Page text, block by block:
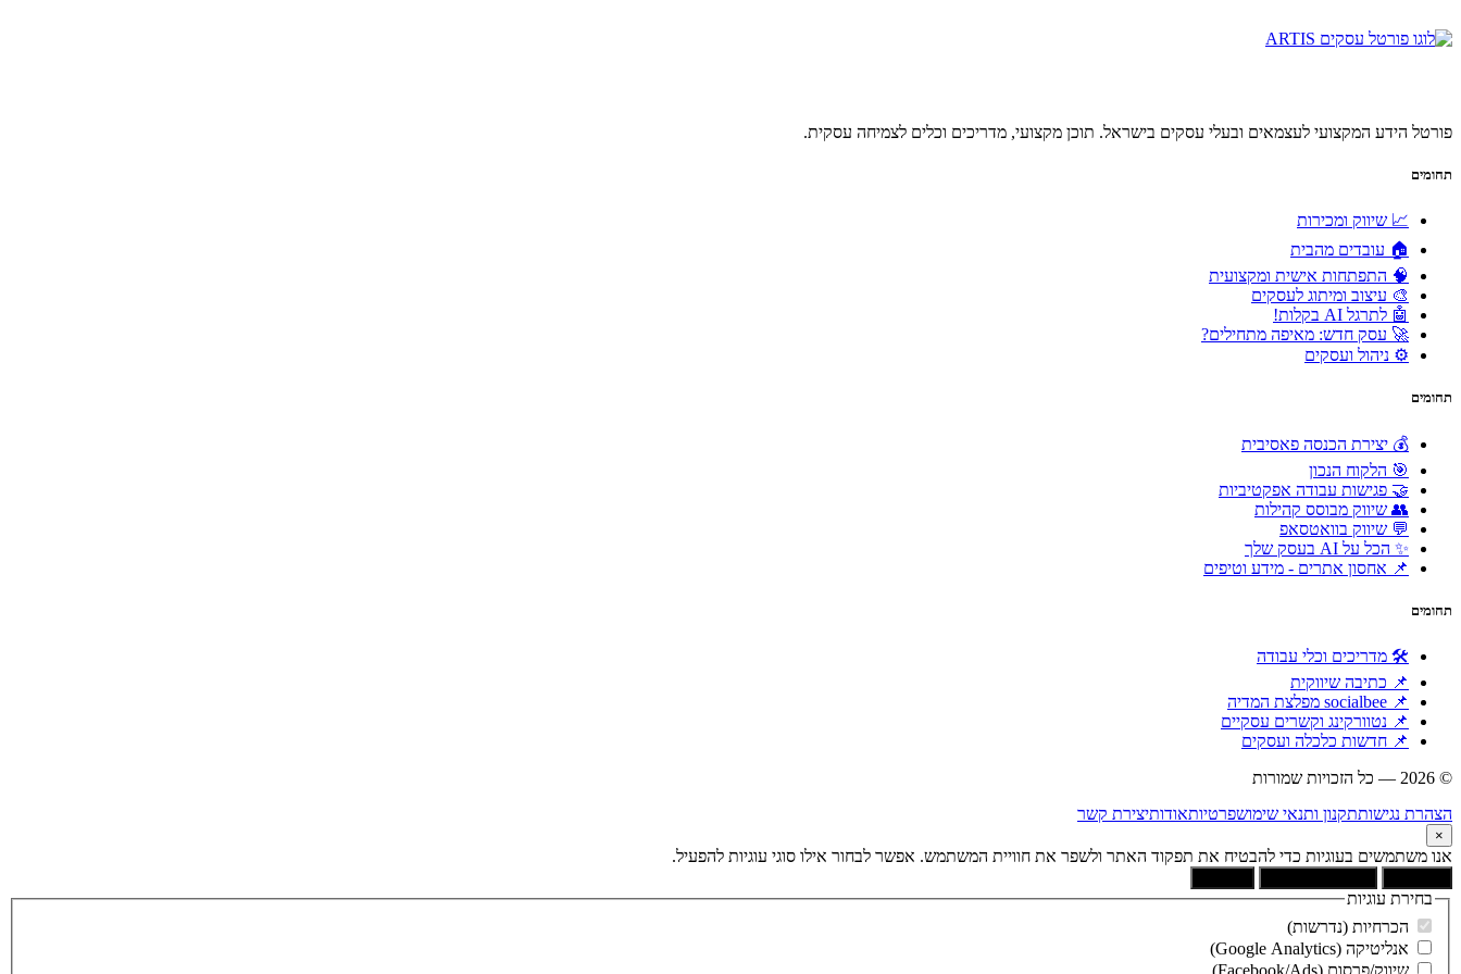
פורטל הידע המקצועי לעצמאים ובעלי עסקים בישראל. תוכן מקצועי, מדריכים וכלים לצמיחה עסקית.
תחומים
📈 שיווק ומכירות
🏠 עובדים מהבית
🧠 התפתחות אישית ומקצועית
🎨 עיצוב ומיתוג לעסקים
🤖 לתרגל AI בקלות!
🚀 עסק חדש: מאיפה מתחילים?
⚙️ ניהול ועסקים
תחומים
💰 יצירת הכנסה פאסיבית
🎯 הלקוח הנכון
🤝 פגישות עבודה אפקטיביות
👥 שיווק מבוסס קהילות
💬 שיווק בוואטסאפ
✨ הכל על AI בעסק שלך
📌 אחסון אתרים - מידע וטיפים
תחומים
🛠 מדריכים וכלי עבודה
📌 כתיבה שיווקית
📌 socialbee מפלצת המדיה
📌 נטוורקינג וקשרים עסקיים
📌 חדשות כלכלה ועסקים
© 2026 — כל הזכויות שמורות
הצהרת נגישותתקנון ותנאי שימושפרטיותאודותיצירת קשר
×
אנו משתמשים בעוגיות כדי להבטיח את תפקוד האתר ולשפר את חוויית המשתמש. אפשר לבחור אילו סוגי עוגיות להפעיל.
בחירת עוגיות
הכרחיות (נדרשות)
אנליטיקה (Google Analytics)
שיווק/פרסום (Facebook/Ads)